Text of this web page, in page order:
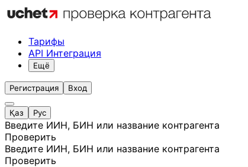
Тарифы
API Интеграция
Ещё
Регистрация Вход
Қаз Рус
Введите ИИН, БИН или название контрагента
Проверить
Введите ИИН, БИН или название контрагента
Проверить